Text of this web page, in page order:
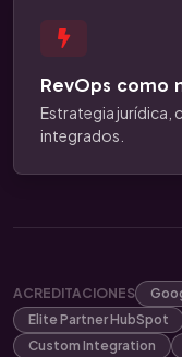
RevOps como
Estrategia jurídica,
integrados.
ACREDITACIONES
Elite Partner HubSpot
Custom Integration